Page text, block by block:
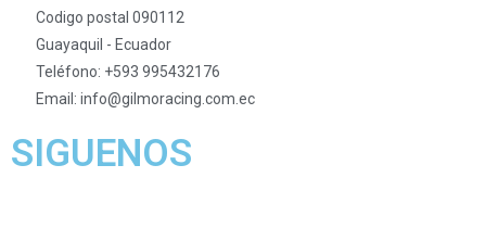
Codigo postal 090112
Guayaquil - Ecuador
Teléfono: +593 995432176
Email: info@gilmoracing.com.ec
SIGUENOS